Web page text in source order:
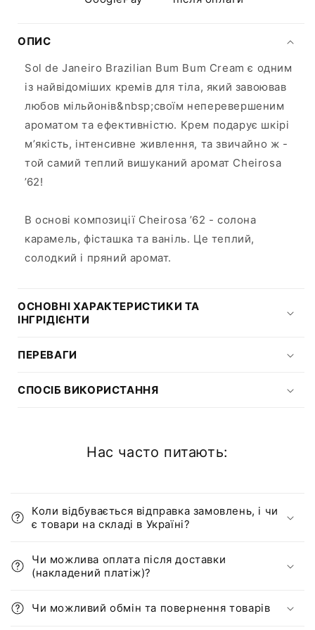
ОПИС
Sol de Janeiro Brazilian Bum Bum Cream є одним
із найвідоміших кремів для тіла, який завоював
любов мільйонів&nbsp;своїм неперевершеним
ароматом та ефективністю. Крем подарує шкірі
мʼякість, інтенсивне живлення, та звичайно ж -
той самий теплий вишуканий аромат Cheirosa
’62!
В основі композиції Cheirosa ’62 - солона
карамель, фісташка та ваніль. Це теплий,
солодкий і пряний аромат.
ОСНОВНІ ХАРАКТЕРИСТИКИ ТА
ІНГРІДІЄНТИ
ПЕРЕВАГИ
СПОСІБ ВИКОРИСТАННЯ
Нас часто питають:
Коли відбувається відправка замовлень, і чи
є товари на складі в Україні?
Чи можлива оплата після доставки
(накладений платіж)?
Чи можливий обмін та повернення товарів